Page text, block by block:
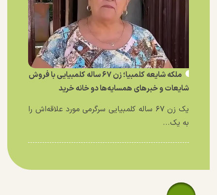
ملکه شایعه کلمبیا؛ زن ۶۷ ساله کلمبیایی با فروش
شایعات و خبر‌های همسایه‌ها دو خانه خرید
یک زن ۶۷ ساله کلمبیایی سرگرمی مورد علاقه‌اش را
به یک...